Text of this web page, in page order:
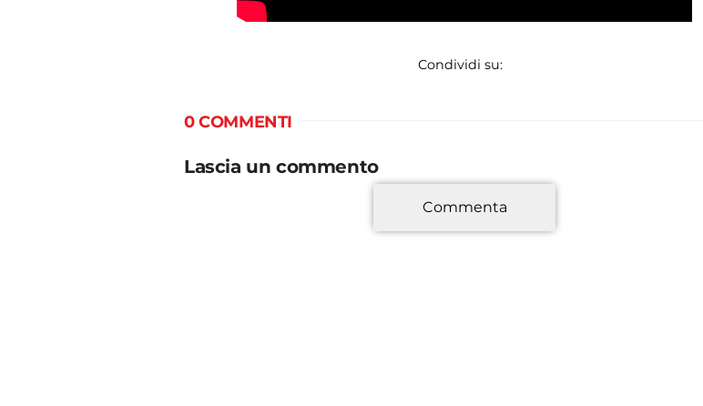
Condividi su:
0 COMMENTI
Lascia un commento
Commenta